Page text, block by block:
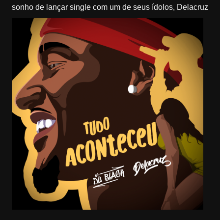
sonho de lançar single com um de seus ídolos, Delacruz